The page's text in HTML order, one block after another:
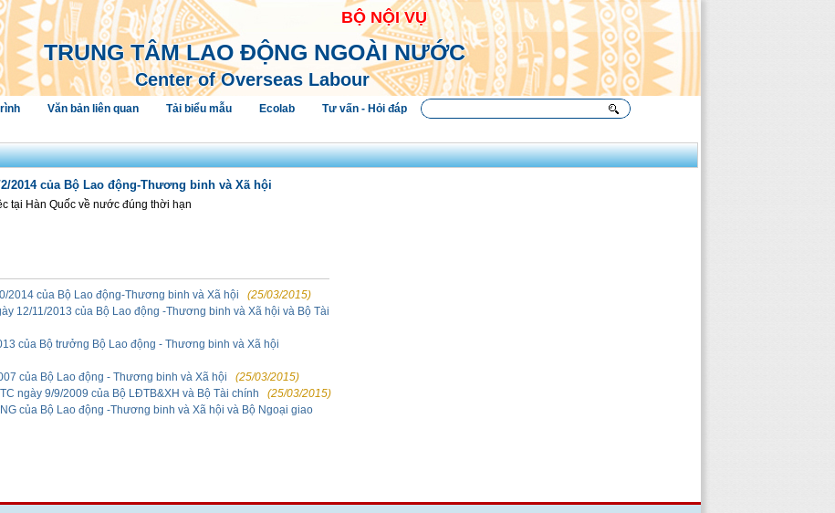
BỘ NỘI VỤ
TRUNG TÂM LAO ĐỘNG NGOÀI NƯỚC
Center of Overseas Labour
Văn bản liên quan Tải biểu mẫu Ecolab Tư vấn - Hỏi đáp
2014 của Bộ Lao động-Thương binh và Xã hội
tại Hàn Quốc về nước đúng thời hạn
2014 của Bộ Lao động-Thương binh và Xã hội
(25/03/2015)
12/11/2013 của Bộ Lao động -Thương binh và Xã hội và Bộ Tài
của Bộ trưởng Bộ Lao động - Thương binh và Xã hội
của Bộ Lao động - Thương binh và Xã hội
(25/03/2015)
ngày 9/9/2009 của Bộ LĐTB&XH và Bộ Tài chính
(25/03/2015)
của Bộ Lao động -Thương binh và Xã hội và Bộ Ngoại giao